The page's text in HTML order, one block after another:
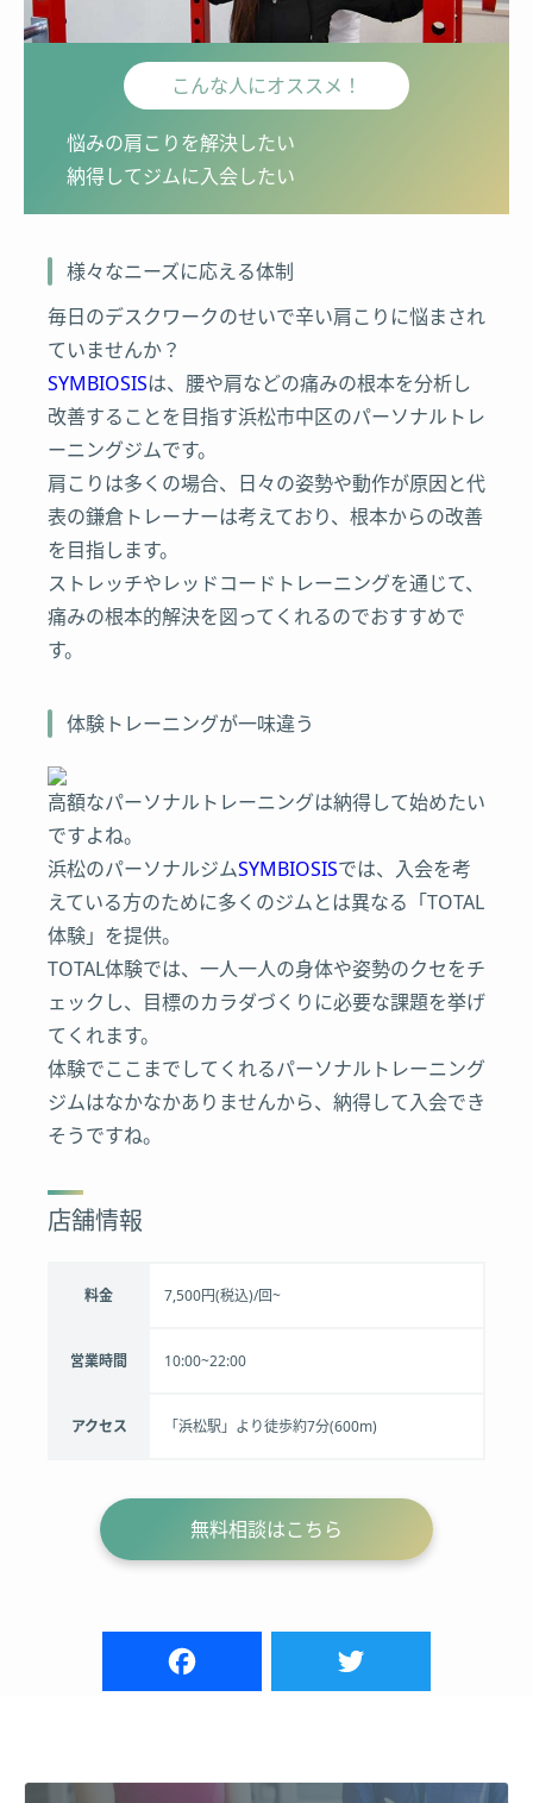
こんな人にオススメ！
悩みの肩こりを解決したい
納得してジムに入会したい
様々なニーズに応える体制
毎日のデスクワークのせいで辛い肩こりに悩まされ
ていませんか？
SYMBIOSISは、腰や肩などの痛みの根本を分析し
改善することを目指す浜松市中区のパーソナルトレ
ーニングジムです。
肩こりは多くの場合、日々の姿勢や動作が原因と代
表の鎌倉トレーナーは考えており、根本からの改善
を目指します。
ストレッチやレッドコードトレーニングを通じて、
痛みの根本的解決を図ってくれるのでおすすめで
す。
体験トレーニングが一味違う
高額なパーソナルトレーニングは納得して始めたい
ですよね。
浜松のパーソナルジムSYMBIOSISでは、入会を考
えている方のために多くのジムとは異なる「TOTAL
体験」を提供。
TOTAL体験では、一人一人の身体や姿勢のクセをチ
ェックし、目標のカラダづくりに必要な課題を挙げ
てくれます。
体験でここまでしてくれるパーソナルトレーニング
ジムはなかなかありませんから、納得して入会でき
そうですね。
店舗情報
料金 7,500円(税込)/回~
営業時間 10:00~22:00
アクセス 「浜松駅」より徒歩約7分(600m)
無料相談はこちら